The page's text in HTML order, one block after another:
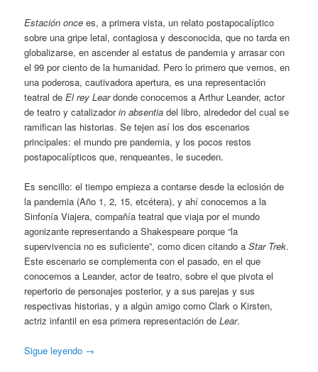
Estación once es, a primera vista, un relato postapocalíptico
sobre una gripe letal, contagiosa y desconocida, que no tarda en
globalizarse, en ascender al estatus de pandemia y arrasar con
el 99 por ciento de la humanidad. Pero lo primero que vemos, en
una poderosa, cautivadora apertura, es una representación
teatral deEl rey Leardonde conocemos a Arthur Leander, actor
de teatro y catalizadorin absentia del libro, alrededor del cual se
ramifican las historias. Se tejen así los dos escenarios
principales: el mundo pre pandemia, y los pocos restos
postapocalípticos que, renqueantes, le suceden.
Es sencillo: el tiempo empieza a contarse desde la eclosión de
la pandemia (Año 1, 2, 15, etcétera), y ahí conocemos a la
Sinfonía Viajera, compañía teatral que viaja por el mundo
agonizante representando a Shakespeare porque “la
supervivencia no es suficiente”, como dicen citando aStar Trek.
Este escenario se complementa con el pasado, en el que
conocemos a Leander, actor de teatro, sobre el que pivota el
repertorio de personajes posterior, y a sus parejas y sus
respectivas historias, y a algún amigo como Clark o Kirsten,
actriz infantil en esa primera representación deLear.
Sigue leyendo →